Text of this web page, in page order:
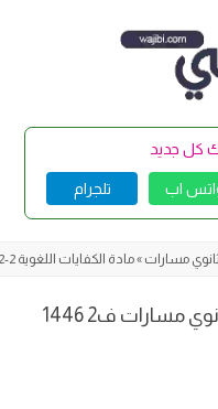
كل جديد
اب تلجرام
مسارات »مادة الكفايات اللغوية 2-2